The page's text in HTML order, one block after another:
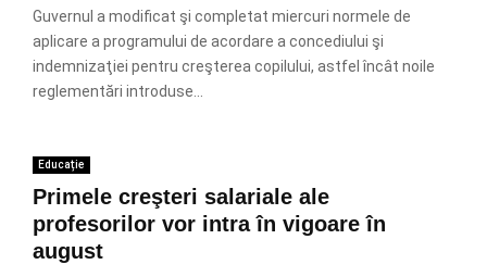
Guvernul a modificat şi completat miercuri normele de
aplicare a programului de acordare a concediului şi
indemnizaţiei pentru creşterea copilului, astfel încât noile
reglementări introduse...
Educație
Primele creşteri salariale ale
profesorilor vor intra în vigoare în
august